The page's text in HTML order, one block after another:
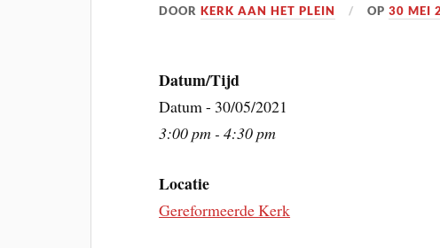
DOORKERK AAN HET PLEIN OP30 MEI
Datum/Tijd
Datum - 30/05/2021
3:00 pm - 4:30 pm
Locatie
Gereformeerde Kerk